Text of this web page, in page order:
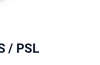
/ PSL